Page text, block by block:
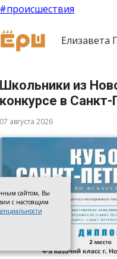
#происшествия
Елизавета
Школьники из
конкурсе в Санкт-
07 августа 2026
сайтом, Вы
с настоящим